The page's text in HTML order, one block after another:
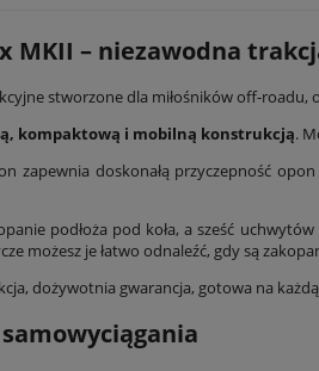
MKII – niezawodna
stworzone dla miłośników off-
kompaktową i mobilną konstrukcją.
zapewnia doskonałą przyczepność
podłoża pod koła, a sześć
możesz je łatwo odnaleźć, gdy są
dożywotnia gwarancja, gotowa na